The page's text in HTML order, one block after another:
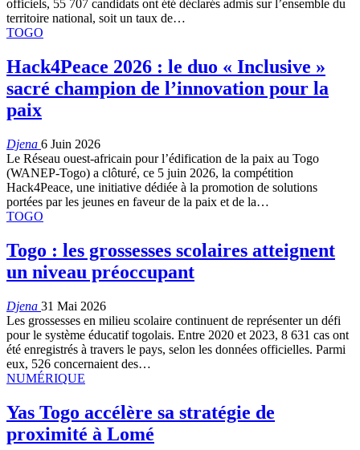
officiels, 55 707 candidats ont été déclarés admis sur l’ensemble du
territoire national, soit un taux de…
TOGO
Hack4Peace 2026 : le duo « Inclusive »
sacré champion de l’innovation pour la
paix
Djena 6 Juin 2026
Le Réseau ouest-africain pour l’édification de la paix au Togo
(WANEP-Togo) a clôturé, ce 5 juin 2026, la compétition
Hack4Peace, une initiative dédiée à la promotion de solutions
portées par les jeunes en faveur de la paix et de la…
TOGO
Togo : les grossesses scolaires atteignent
un niveau préoccupant
Djena 31 Mai 2026
Les grossesses en milieu scolaire continuent de représenter un défi
pour le système éducatif togolais. Entre 2020 et 2023, 8 631 cas ont
été enregistrés à travers le pays, selon les données officielles. Parmi
eux, 526 concernaient des…
NUMÉRIQUE
Yas Togo accélère sa stratégie de
proximité à Lomé